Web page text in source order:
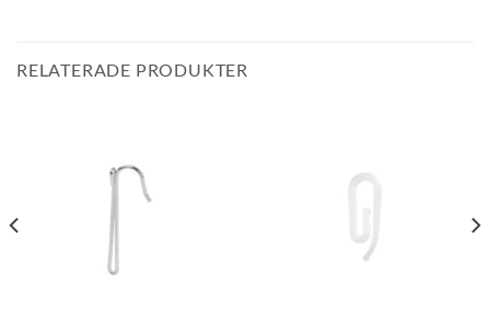
RELATERADE PRODUKTER